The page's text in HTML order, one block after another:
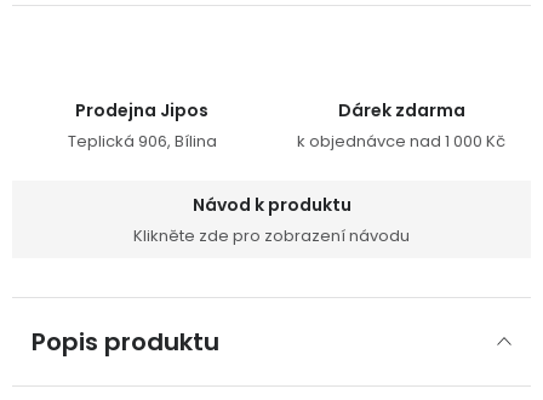
Prodejna Jipos
Teplická 906, Bílina
Dárek zdarma
k objednávce nad 1 000 Kč
Návod k produktu
Klikněte zde pro zobrazení návodu
Popis produktu